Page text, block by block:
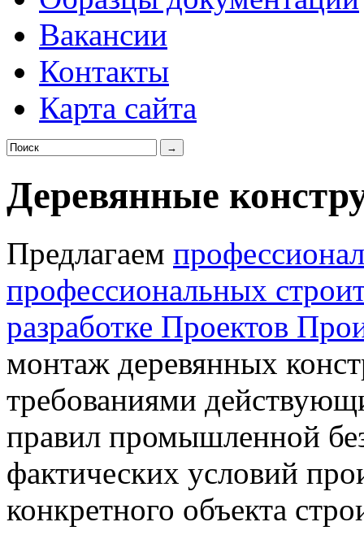
Вакансии
Контакты
Карта сайта
Деревянные
Предлагаем
профессиональных
разработке Проектов
монтаж деревянных
требованиями
правил промышленной
фактических условий
конкретного объекта